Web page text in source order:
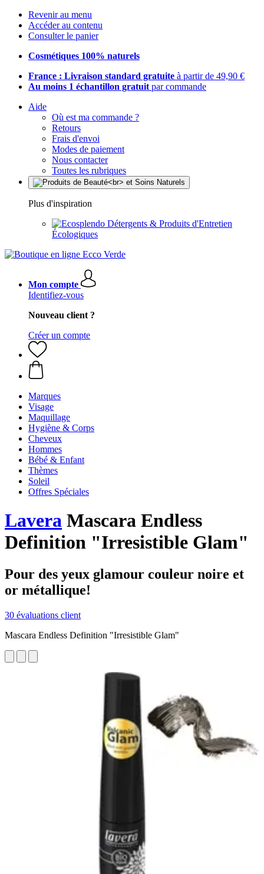
Revenir au menu
Accéder au contenu
Consulter le panier
Cosmétiques 100% naturels
France : Livraison standard gratuite à partir de 49,90 €
Au moins 1 échantillon gratuit par commande
Aide
Où est ma commande ?
Retours
Frais d'envoi
Modes de paiement
Nous contacter
Toutes les rubriques
Plus d'inspiration
Détergents & Produits d'Entretien
Écologiques
Mon compte
Identifiez-vous
Nouveau client ?
Créer un compte
Marques
Visage
Maquillage
Hygiène & Corps
Cheveux
Hommes
Bébé & Enfant
Thèmes
Soleil
Offres Spéciales
Lavera Mascara Endless
Definition "Irresistible Glam"
Pour des yeux glamour couleur noire et
or métallique!
30 évaluations client
Mascara Endless Definition "Irresistible Glam"